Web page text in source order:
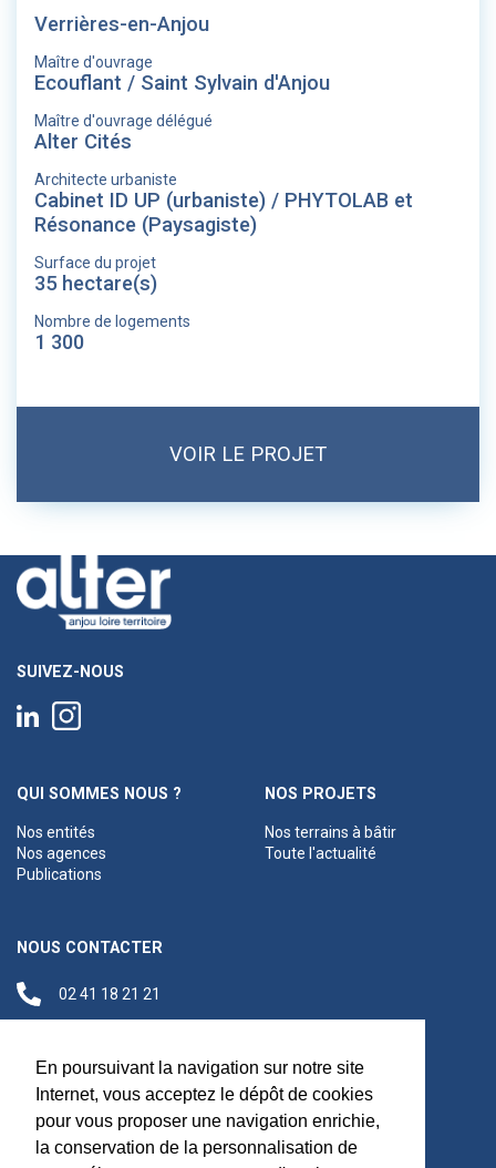
En poursuivant la navigation sur notre site
Internet, vous acceptez le dépôt de cookies
pour vous proposer une navigation enrichie,
la conservation de la personnalisation de
Verrières-en-Anjou
Maître d'ouvrage
Ecouflant / Saint Sylvain d'Anjou
Maître d'ouvrage délégué
Alter Cités
Architecte urbaniste
Cabinet ID UP (urbaniste) / PHYTOLAB et
Résonance (Paysagiste)
Surface du projet
35 hectare(s)
Nombre de logements
1 300
VOIR LE PROJET
SUIVEZ-NOUS
QUI SOMMES NOUS ?
Nos entités
Nos agences
Publications
NOS PROJETS
Nos terrains à bâtir
Toute l'actualité
NOUS CONTACTER
02 41 18 21 21
Siège social
Maréchal Foch,
49100 Angers